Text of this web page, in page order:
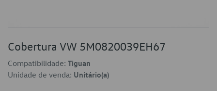
Cobertura VW 5M0820039EH67
Compatibilidade: Tiguan
Unidade de venda: Unitário(a)